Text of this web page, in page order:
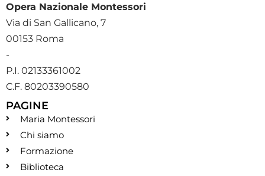
Opera Nazionale Montessori
Via di San Gallicano, 7
00153 Roma
-
P.I. 02133361002
C.F. 80203390580
PAGINE
Maria Montessori
Chi siamo
Formazione
Biblioteca